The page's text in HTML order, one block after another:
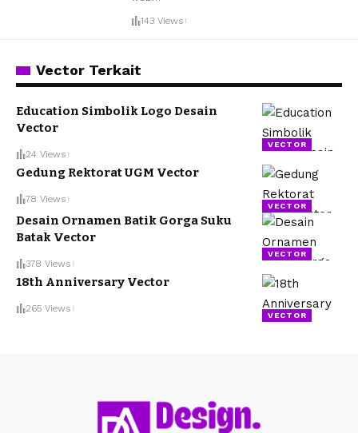
143 Views
Vector Terkait
VECTOR
Education Simbolik Logo Desain
Vector
24 Views
VECTOR
Gedung Rektorat UGM Vector
78 Views
VECTOR
Desain Ornamen Batik Gorga Suku
Batak Vector
378 Views
VECTOR
18th Anniversary Vector
265 Views